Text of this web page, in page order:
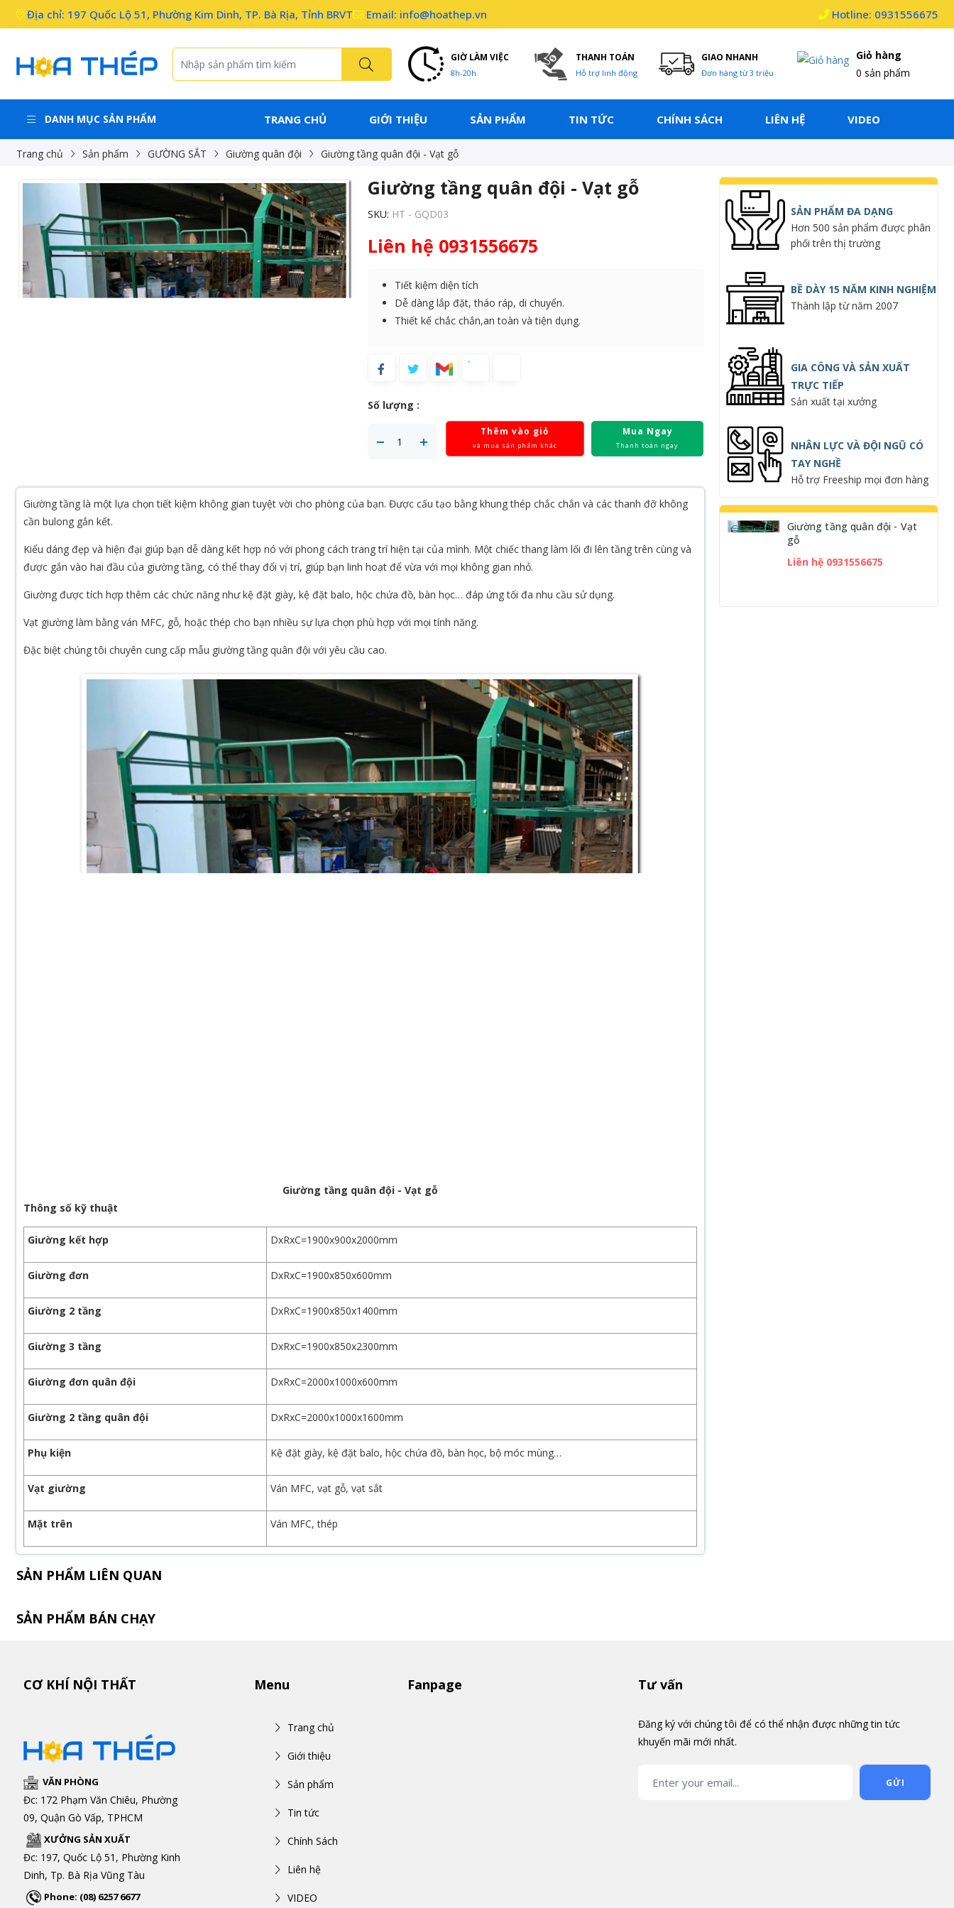
Địa chỉ: 197 Quốc Lộ 51, Phường Kim Dinh, TP. Bà Rịa, Tỉnh BRVT Email: info@hoathep.vn Hotline: 0931556675
GIỜ LÀM VIỆC
8h-20h
THANH TOÁN
Hỗ trợ linh động
GIAO NHANH
Đơn hàng từ 3 triệu
Giỏ hàng
0 sản phẩm
DANH MỤC SẢN PHẨM TRANG CHỦ GIỚI THIỆU SẢN PHẨM TIN TỨC CHÍNH SÁCH LIÊN HỆ VIDEO
Trang chủ Sản phẩm GƯỜNG SẮT Giường quân đội Giường tầng quân đội - Vạt gỗ
Giường tầng quân đội - Vạt gỗ
SKU: HT - GQD03
Liên hệ 0931556675
Tiết kiệm diện tích
Dễ dàng lắp đặt, tháo ráp, di chuyển.
Thiết kế chắc chắn,an toàn và tiện dụng.
Số lượng :
Thêm vào giỏ
và mua sản phẩm khác
Mua Ngay
Thanh toán ngay
Giường tầng là một lựa chọn tiết kiệm không gian tuyệt vời cho phòng của bạn. Được cấu tạo bằng khung thép chắc chắn và các thanh đỡ không
cần bulong gắn kết.
Kiểu dáng đẹp và hiện đại giúp bạn dễ dàng kết hợp nó với phong cách trang trí hiện tại của mình. Một chiếc thang làm lối đi lên tầng trên cùng và
được gắn vào hai đầu của giường tầng, có thể thay đổi vị trí, giúp bạn linh hoạt để vừa với mọi không gian nhỏ.
Giường được tích hợp thêm các chức năng như kệ đặt giày, kệ đặt balo, hộc chứa đồ, bàn học… đáp ứng tối đa nhu cầu sử dụng.
Vạt giường làm bằng ván MFC, gỗ, hoặc thép cho bạn nhiều sự lựa chọn phù hợp với mọi tính năng.
Đặc biệt chúng tôi chuyên cung cấp mẫu giường tầng quân đội với yêu cầu cao.
Giường tầng quân đội - Vạt gỗ
Thông số kỹ thuật
Giường kết hợp DxRxC=1900x900x2000mm
Giường đơn DxRxC=1900x850x600mm
Giường 2 tầng DxRxC=1900x850x1400mm
Giường 3 tầng DxRxC=1900x850x2300mm
Giường đơn quân đội DxRxC=2000x1000x600mm
Giường 2 tầng quân đội DxRxC=2000x1000x1600mm
Phụ kiện Kệ đặt giày, kệ đặt balo, hộc chứa đồ, bàn học, bộ móc mùng…
Vạt giường Ván MFC, vạt gỗ, vạt sắt
Mặt trên Ván MFC, thép
SẢN PHẨM LIÊN QUAN
SẢN PHẨM BÁN CHẠY
SẢN PHẨM ĐA DẠNG
Hơn 500 sản phẩm được phân
phối trên thị trường
BỀ DÀY 15 NĂM KINH NGHIỆM
Thành lập từ năm 2007
GIA CÔNG VÀ SẢN XUẤT
TRỰC TIẾP
Sản xuất tại xưởng
NHÂN LỰC VÀ ĐỘI NGŨ CÓ
TAY NGHỀ
Hỗ trợ Freeship mọi đơn hàng
Giường tầng quân đội - Vạt
gỗ
Liên hệ 0931556675
CƠ KHÍ NỘI THẤT
VĂN PHÒNG
Đc: 172 Phạm Văn Chiêu, Phường
09, Quận Gò Vấp, TPHCM
XƯỞNG SẢN XUẤT
Đc: 197, Quốc Lộ 51, Phường Kinh
Dinh, Tp. Bà Rịa Vũng Tàu
Phone: (08) 6257 6677
Menu
Trang chủ
Giới thiệu
Sản phẩm
Tin tức
Chính Sách
Liên hệ
VIDEO
Fanpage Tư vấn
Đăng ký với chúng tôi để có thể nhận được những tin tức
khuyến mãi mới nhất.
GỬI